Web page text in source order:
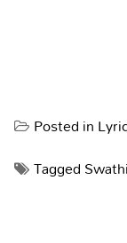
Posted in
Tagged